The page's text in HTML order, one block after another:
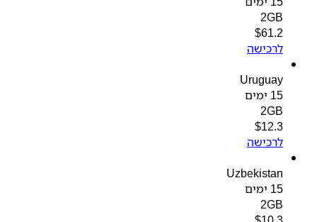
2GB
$61.2
לרכישה
Uruguay
2GB
$12.3
לרכישה
Uzbekistan
2GB